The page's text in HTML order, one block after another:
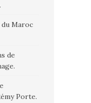
Maroc
de
Porte.